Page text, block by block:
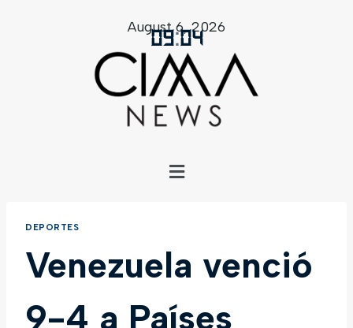
09:04
August 6, 2026
DEPORTES
Venezuela venció
9-4 a Países